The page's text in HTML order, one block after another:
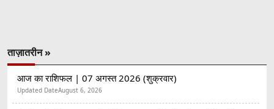
ताज़ातरीन »
आज का राशिफल | 07 अगस्त 2026 (शुक्रवार)
Updated DateAugust 6, 2026